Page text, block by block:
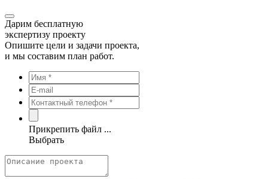
Дарим бесплатную
экспертизу проекту
Опишите цели и задачи проекта,
и мы составим план работ.
Прикрепить файл ...
Выбрать